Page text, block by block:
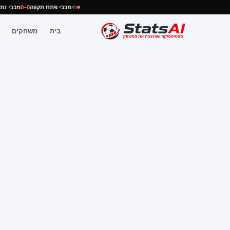
חימכבי פתח תקווה0–0
בית משחקים